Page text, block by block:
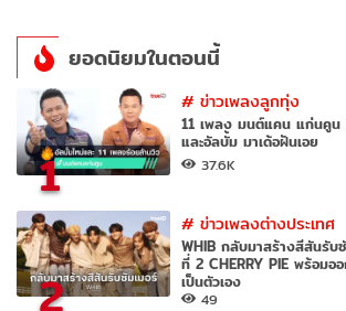
ยอดนิยมในตอนนี้
1
#ข่าวเพลงลูกทุ่ง
11 เพลง มนต์แคน แก่นคู
และอัลบั้ม มาเด้อฝันเอย
37.6K
2
#ข่าวเพลงต่างประเทศ
WHIB กลับมาสร้างสีสันรั
ที่ 2 CHERRY PIE พร้อมอ
เป็นตัวเอง
49